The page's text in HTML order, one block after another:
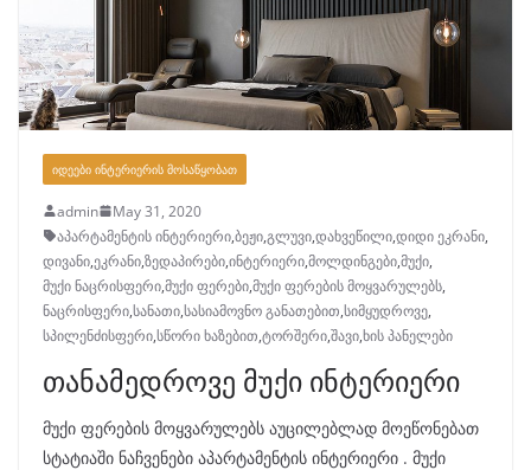
ᲘᲓᲔᲔᲑᲘ ᲘᲜᲢᲔᲠᲘᲔᲠᲘᲡ ᲛᲝᲡᲐᲬᲧᲝᲑᲐᲗ
admin
May 31, 2020
აპარტამენტის ინტერიერი,ბეჟი,გლუვი,დახვეწილი,დიდი ეკრანი,
დივანი,ეკრანი,ზედაპირები,ინტერიერი,მოლდინგები,მუქი,
მუქი ნაცრისფერი,მუქი ფერები,მუქი ფერების მოყვარულებს,
ნაცრისფერი,სანათი,სასიამოვნო განათებით,სიმყუდროვე,
სპილენძისფერი,სწორი ხაზებით,ტორშერი,შავი,ხის პანელები
თანამედროვე მუქი ინტერიერი
მუქი ფერების მოყვარულებს აუცილებლად მოეწონებათ
სტატიაში ნაჩვენები აპარტამენტის ინტერიერი . მუქი